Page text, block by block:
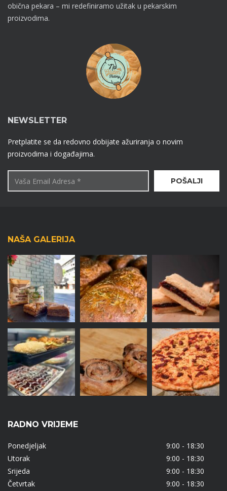
obična pekara – mi redefiniramo užitak u pekarskim
proizvodima.
NEWSLETTER
Pretplatite se da redovno dobijate ažuriranja o novim
proizvodima i događajima.
NAŠA GALERIJA
RADNO VRIJEME
Ponedjeljak
9:00 - 18:30
Utorak
9:00 - 18:30
Srijeda
9:00 - 18:30
Četvrtak
9:00 - 18:30